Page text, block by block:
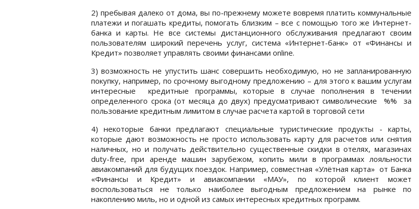
2) пребывая далеко от дома, вы по-прежнему можете вовремя платить коммунальные
платежи и погашать кредиты, помогать близким – все с помощью того же Интернет-
банка и карты. Не все системы дистанционного обслуживания предлагают своим
пользователям широкий перечень услуг, система «Интернет-банк» от «Финансы и
Кредит» позволяет управлять своими финансами online.
3) возможность не упустить шанс совершить необходимую, но не запланированную
покупку, например, по срочному выгодному предложению – для этого к вашим услугам
интересные кредитные программы, которые в случае пополнения в течении
определенного срока (от месяца до двух) предусматривают символические %% за
пользование кредитным лимитом в случае расчета картой в торговой сети
4) некоторые банки предлагают специальные туристические продукты - карты,
которые дают возможность не просто использовать карту для расчетов или снятия
наличных, но и получать действительно существенные скидки в отелях, магазинах
duty-free, при аренде машин зарубежом, копить мили в программах лояльности
авиакомпаний для будущих поездок. Например, совместная «Улётная карта» от Банка
«Финансы и Кредит» и авиакомпании «МАУ», по которой клиент может
воспользоваться не только наиболее выгодным предложением на рынке по
накоплению миль, но и одной из самых интересных кредитных программ.